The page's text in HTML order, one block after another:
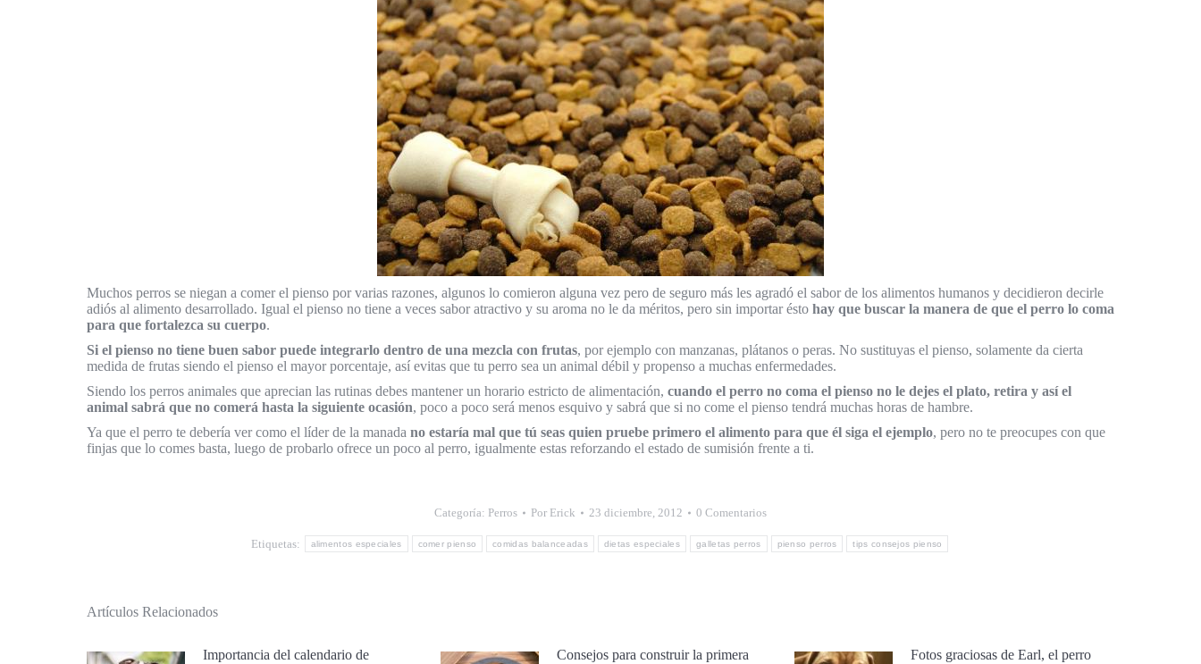
Muchos perros se niegan a comer el pienso por varias razones, algunos lo comieron alguna vez pero de seguro más les agradó el sabor de los alimentos humanos y decidieron decirle
adiós al alimento desarrollado. Igual el pienso no tiene a veces sabor atractivo y su aroma no le da méritos, pero sin importar ésto hay que buscar la manera de que el perro lo coma
para que fortalezca su cuerpo.
Si el pienso no tiene buen sabor puede integrarlo dentro de una mezcla con frutas, por ejemplo con manzanas, plátanos o peras. No sustituyas el pienso, solamente da cierta
medida de frutas siendo el pienso el mayor porcentaje, así evitas que tu perro sea un animal débil y propenso a muchas enfermedades.
Siendo los perros animales que aprecian las rutinas debes mantener un horario estricto de alimentación, cuando el perro no coma el pienso no le dejes el plato, retira y así el
animal sabrá que no comerá hasta la siguiente ocasión, poco a poco será menos esquivo y sabrá que si no come el pienso tendrá muchas horas de hambre.
Ya que el perro te debería ver como el líder de la manada no estaría mal que tú seas quien pruebe primero el alimento para que él siga el ejemplo, pero no te preocupes con que
finjas que lo comes basta, luego de probarlo ofrece un poco al perro, igualmente estas reforzando el estado de sumisión frente a ti.
Categoría: Perros Por Erick 23 diciembre, 2012 0 Comentarios
Etiquetas: alimentos especiales comer pienso comidas balanceadas dietas especiales galletas perros pienso perros tips consejos pienso
Artículos Relacionados
Importancia del calendario de
Consejos para construir la primera
Fotos graciosas de Earl, el perro